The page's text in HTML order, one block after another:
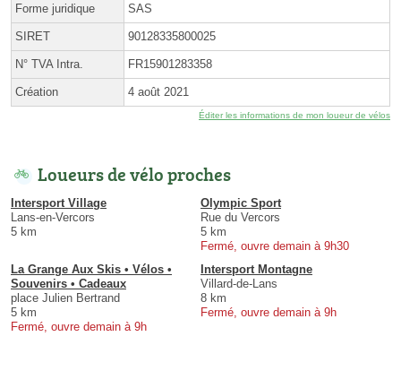
Forme juridique SAS
SIRET 90128335800025
N° TVA Intra. FR15901283358
Création 4 août 2021
Éditer les informations de mon loueur de vélos
Loueurs de vélo proches
Intersport Village
Lans-en-Vercors
5 km
Olympic Sport
Rue du Vercors
5 km
Fermé, ouvre demain à 9h30
La Grange Aux Skis • Vélos •
Souvenirs • Cadeaux
place Julien Bertrand
5 km
Fermé, ouvre demain à 9h
Intersport Montagne
Villard-de-Lans
8 km
Fermé, ouvre demain à 9h